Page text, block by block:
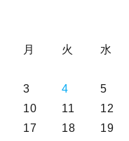
月
火 水
3
4 5
10
11 12
17
18 19